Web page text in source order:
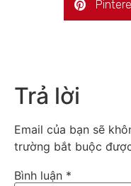
Trả lời
Email của bạn sẽ
trường bắt buộc
Bình luận *